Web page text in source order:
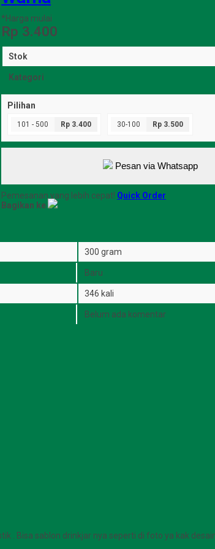
*Harga mulai
Rp 3.400
Stok
Kategori
Pilihan
101 - 500 Rp 3.400 30-100 Rp 3.500
Pesan via Whatsapp
Pemesanan yang lebih cepat! Quick Order
Bagikan ke
300 gram
Baru
346 kali
Belum ada komentar
. Bisa sablon drinkjar nya seperti di foto ya kak